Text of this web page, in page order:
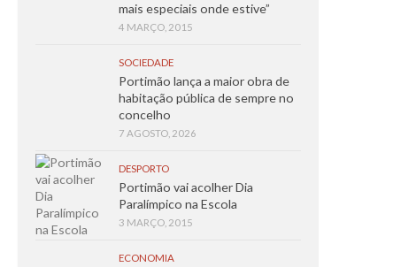
mais especiais onde estive”
4 MARÇO, 2015
SOCIEDADE
Portimão lança a maior obra de
habitação pública de sempre no
concelho
7 AGOSTO, 2026
DESPORTO
Portimão vai acolher Dia
Paralímpico na Escola
3 MARÇO, 2015
ECONOMIA